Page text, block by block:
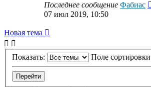
Последнее сообщение Фабиас
07 июл 2019, 10:50
Новая тема
Показать: Поле